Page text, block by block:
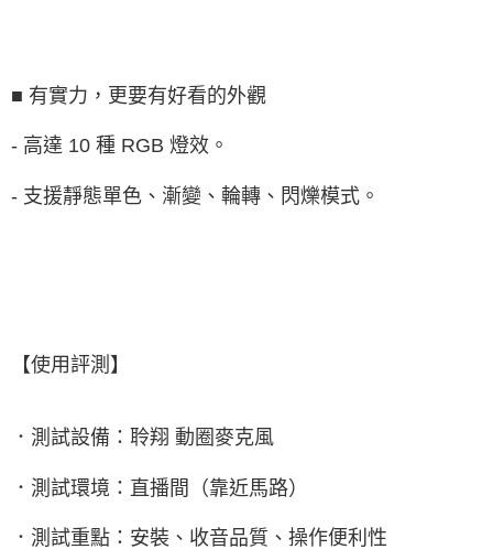
■ 有實力，更要有好看的外觀
- 高達 10 種 RGB 燈效。
- 支援靜態單色、漸變、輪轉、閃爍模式。
【使用評測】
．測試設備：聆翔 動圈麥克風
．測試環境：直播間（靠近馬路）
．測試重點：安裝、收音品質、操作便利性